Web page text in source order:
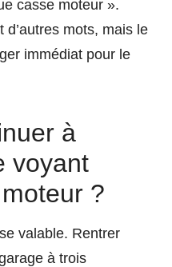
casse moteur ».
d’autres mots, mais le
immédiat pour le
à
voyant
?
valable. Rentrer
à trois